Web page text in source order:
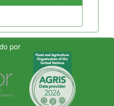
por